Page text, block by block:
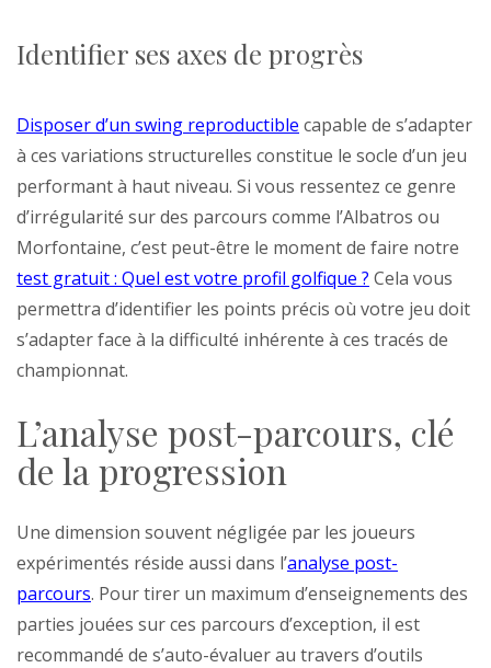
Identifier ses axes de progrès
Disposer d’un swing reproductible capable de s’adapter
à ces variations structurelles constitue le socle d’un jeu
performant à haut niveau. Si vous ressentez ce genre
d’irrégularité sur des parcours comme l’Albatros ou
Morfontaine, c’est peut-être le moment de faire notre
test gratuit : Quel est votre profil golfique ? Cela vous
permettra d’identifier les points précis où votre jeu doit
s’adapter face à la difficulté inhérente à ces tracés de
championnat.
L’analyse post-parcours, clé
de la progression
Une dimension souvent négligée par les joueurs
expérimentés réside aussi dans l’analyse post-
parcours. Pour tirer un maximum d’enseignements des
parties jouées sur ces parcours d’exception, il est
recommandé de s’auto-évaluer au travers d’outils